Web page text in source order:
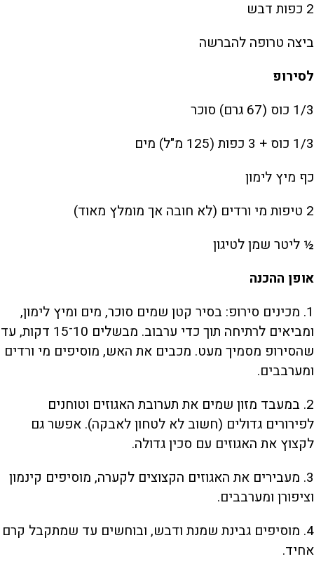
2 כפות דבש
ביצה טרופה להברשה
לסירופ
1/3 כוס (67 גרם) סוכר
1/3 כוס + 3 כפות (125 מ"ל) מים
כף מיץ לימון
2 טיפות מי ורדים (לא חובה אך מומלץ מאוד)
½ ליטר שמן לטיגון
אופן ההכנה
1. מכינים סירופ: בסיר קטן שמים סוכר, מים ומיץ לימון,
ומביאים לרתיחה תוך כדי ערבוב. מבשלים 10־15 דקות, עד
שהסירופ מסמיך מעט. מכבים את האש, מוסיפים מי ורדים
ומערבבים.
2. במעבד מזון שמים את תערובת האגוזים וטוחנים
לפירורים גדולים (חשוב לא לטחון לאבקה). אפשר גם
לקצוץ את האגוזים עם סכין גדולה.
3. מעבירים את האגוזים הקצוצים לקערה, מוסיפים קינמון
וציפורן ומערבבים.
4. מוסיפים גבינת שמנת ודבש, ובוחשים עד שמתקבל קרם
אחיד.